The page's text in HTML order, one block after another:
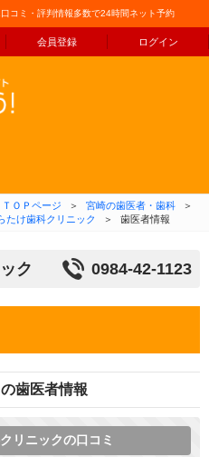
コミ・評判情報多数で24時間ネット予約
会員登録 ログイン
コンテンツへ移動
ＯＰページ ＞ 宮崎の歯医者・歯科
＞
たけ歯科クリニック ＞ 歯医者情報
ク 0984-42-1123
歯医者情報
リニックの口コミ